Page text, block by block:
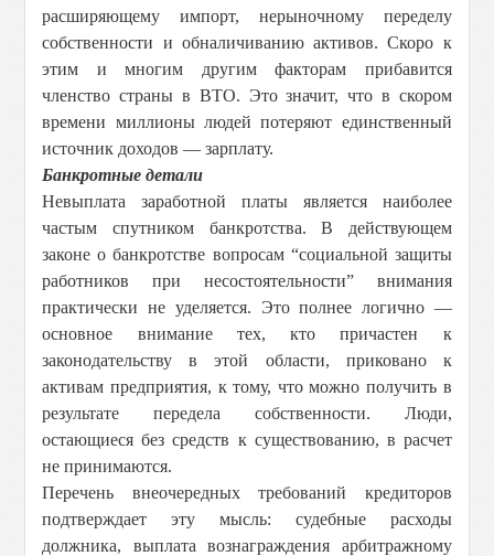
расширяющему импорт, нерыночному переделу
собственности и обналичиванию активов. Скоро к
этим и многим другим факторам прибавится
членство страны в ВТО. Это значит, что в скором
времени миллионы людей потеряют единственный
источник доходов — зарплату.
Банкротные детали
Невыплата заработной платы является наиболее
частым спутником банкротства. В действующем
законе о банкротстве вопросам “социальной защиты
работников при несостоятельности” внимания
практически не уделяется. Это полнее логично —
основное внимание тех, кто причастен к
законодательству в этой области, приковано к
активам предприятия, к тому, что можно получить в
результате передела собственности. Люди,
остающиеся без средств к существованию, в расчет
не принимаются.
Перечень внеочередных требований кредиторов
подтверждает эту мысль: судебные расходы
должника, выплата вознаграждения арбитражному